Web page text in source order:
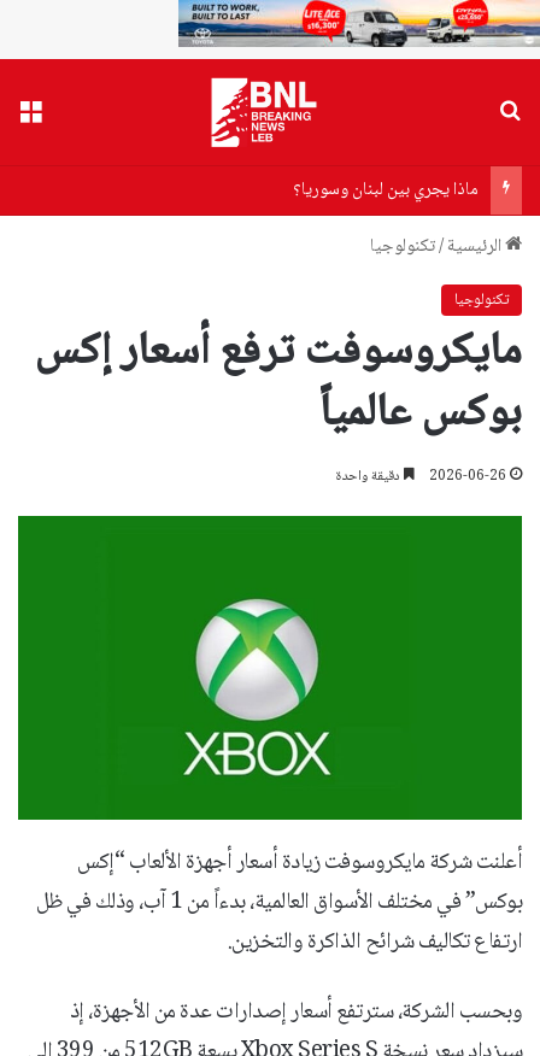
ماذا يجري بين لبنان وسوريا؟
الرئيسية/تكنولوجيا
تكنولوجيا
مايكروسوفت ترفع أسعار إكس
بوكس عالمياً
2026-06-26 دقيقة واحدة
أعلنت شركة مايكروسوفت زيادة أسعار أجهزة الألعاب “إكس
بوكس” في مختلف الأسواق العالمية، بدءاً من 1 آب، وذلك في ظل
ارتفاع تكاليف شرائح الذاكرة والتخزين.
وبحسب الشركة، سترتفع أسعار إصدارات عدة من الأجهزة، إذ